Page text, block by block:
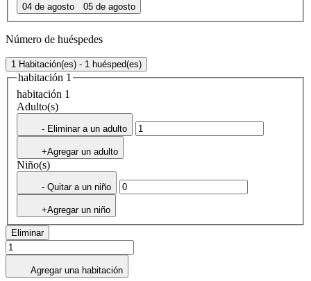
04 de agosto 05 de agosto
Número de huéspedes
1 Habitación(es) - 1 huésped(es)
habitación 1
habitación 1
Adulto(s)
- Eliminar a un adulto
+Agregar un adulto
Niño(s)
- Quitar a un niño
+Agregar un niño
Eliminar
Agregar una habitación